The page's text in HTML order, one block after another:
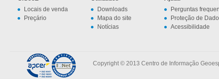
Locais de venda
Preçário
Downloads
Mapa do site
Notícias
Perguntas
Proteção de
Acessibilidade
Copyright © 2013 Centro de Informação